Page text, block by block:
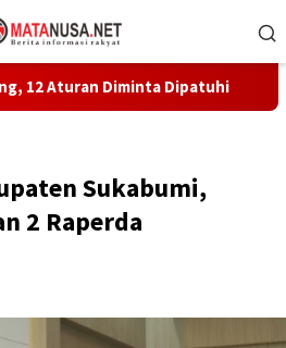
Diminta Dipatuhi MBG di
Sukabumi,
2 Raperda